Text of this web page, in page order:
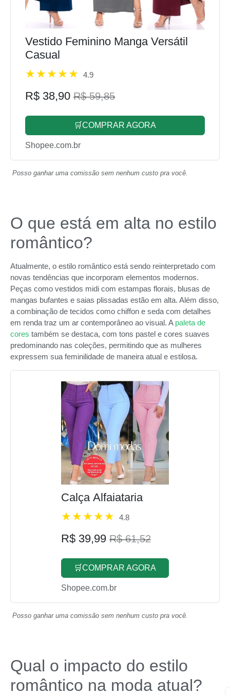
Vestido Feminino Manga Versátil
Casual
4.9
R$ 38,90 R$ 59,85
🛒COMPRAR AGORA
Shopee.com.br
Posso ganhar uma comissão sem nenhum custo pra você.
O que está em alta no estilo
romântico?
Atualmente, o estilo romântico está sendo reinterpretado com
novas tendências que incorporam elementos modernos.
Peças como vestidos midi com estampas florais, blusas de
mangas bufantes e saias plissadas estão em alta. Além disso,
a combinação de tecidos como chiffon e seda com detalhes
em renda traz um ar contemporâneo ao visual. A paleta de
cores também se destaca, com tons pastel e cores suaves
predominando nas coleções, permitindo que as mulheres
expressem sua feminilidade de maneira atual e estilosa.
Calça Alfaiataria
4.8
R$ 39,99 R$ 61,52
🛒COMPRAR AGORA
Shopee.com.br
Posso ganhar uma comissão sem nenhum custo pra você.
Qual o impacto do estilo
romântico na moda atual?